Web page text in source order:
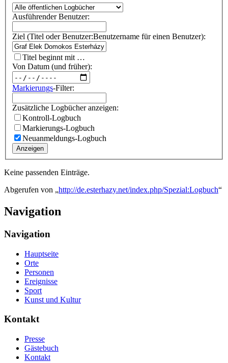
Ausführender Benutzer:
Ziel (Titel oder Benutzer:Benutzername für einen Benutzer):
Titel beginnt mit …
Von Datum (und früher):
Markierungs-Filter:
Zusätzliche Logbücher anzeigen:
Kontroll-Logbuch
Markierungs-Logbuch
Neuanmeldungs-Logbuch
Anzeigen
Keine passenden Einträge.
Abgerufen von „http://de.esterhazy.net/index.php/Spezial:Logbuch“
Navigation
Navigation
Hauptseite
Orte
Personen
Ereignisse
Sport
Kunst und Kultur
Kontakt
Presse
Gästebuch
Kontakt